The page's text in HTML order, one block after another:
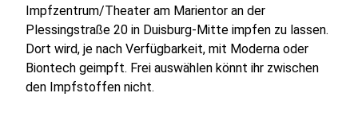
Impfzentrum/Theater am Marientor an der
Plessingstraße 20 in Duisburg-Mitte impfen zu lassen.
Dort wird, je nach Verfügbarkeit, mit Moderna oder
Biontech geimpft. Frei auswählen könnt ihr zwischen
den Impfstoffen nicht.